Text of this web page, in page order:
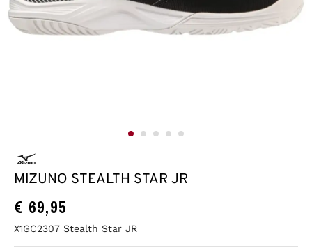
MIZUNO STEALTH STAR JR
€ 69,95
X1GC2307 Stealth Star JR